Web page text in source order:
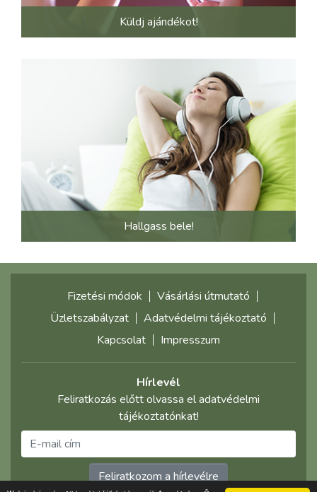
Küldj ajándékot!
Hallgass bele!
Fizetési módok
Vásárlási útmutató
Üzletszabályzat
Adatvédelmi tájékoztató
Kapcsolat
Impresszum
Hírlevél
Feliratkozás előtt olvassa el adatvédelmi
tájékoztatónkat!
Feliratkozom a hírlevélre